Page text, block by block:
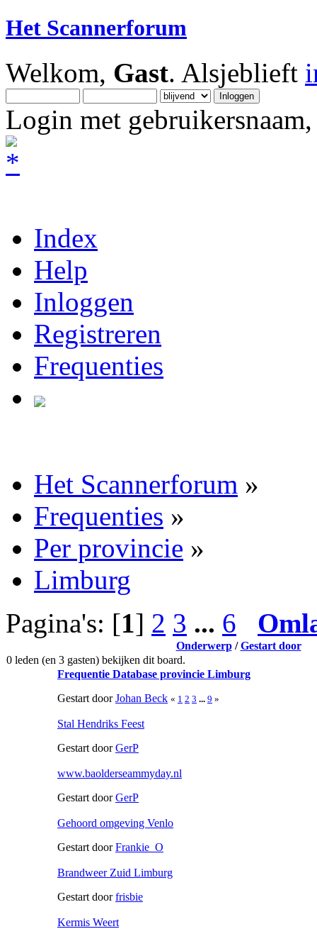
Het Scannerforum
Welkom, Gast. Alsjeblieft
Login met
Index
Help
Inloggen
Registreren
Frequenties
Het Scannerforum »
Frequenties »
Per provincie »
Limburg
Pagina's: [1] 2 3 ... 6
Onderwerp/Gestart door
0 leden (en 3 gasten) bekijken dit board.
Frequentie Database provincie Limburg
Gestart doorJohan Beck « 1 2 3 ... 9 »
Stal Hendriks Feest
Gestart doorGerP
www.baolderseammyday.nl
Gestart doorGerP
Gehoord omgeving Venlo
Gestart doorFrankie_O
Brandweer Zuid Limburg
Gestart doorfrisbie
Kermis Weert